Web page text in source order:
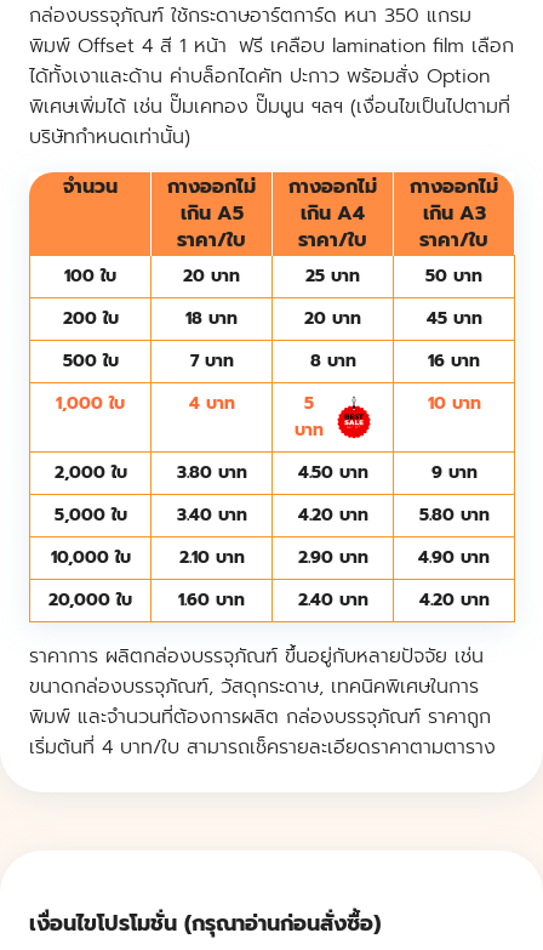
กล่องบรรจุภัณฑ์ ใช้กระดาษอาร์ตการ์ด หนา 350 แกรม
พิมพ์ Offset 4 สี 1 หน้า ฟรี เคลือบ lamination film เลือก
ได้ทั้งเงาและด้าน ค่าบล็อกไดคัท ปะกาว พร้อมสั่ง Option
พิเศษเพิ่มได้ เช่น ปั๊มเคทอง ปั๊มนูน ฯลฯ (เงื่อนไขเป็นไปตามที่
บริษัทกำหนดเท่านั้น)
จำนวน
กางออกไม่
เกิน A5
ราคา/ใบ
กางออกไม่
เกิน A4
ราคา/ใบ
กางออกไม่
เกิน A3
ราคา/ใบ
100 ใบ 20 บาท 25 บาท
50 บาท
200 ใบ
18 บาท 20 บาท
45 บาท
500 ใบ
7 บาท 8 บาท
16 บาท
1,000 ใบ
4 บาท
5
บาท
10 บาท
2,000 ใบ 3.80 บาท 4.50 บาท
9 บาท
5,000 ใบ
3.40 บาท 4.20 บาท
5.80 บาท
10,000 ใบ
2.10 บาท 2.90 บาท
4.90 บาท
20,000 ใบ
1.60 บาท 2.40 บาท 4.20 บาท
ราคาการ ผลิตกล่องบรรจุภัณฑ์ ขึ้นอยู่กับหลายปัจจัย เช่น
ขนาดกล่องบรรจุภัณฑ์, วัสดุกระดาษ, เทคนิคพิเศษในการ
พิมพ์ และจำนวนที่ต้องการผลิต กล่องบรรจุภัณฑ์ ราคาถูก
เริ่มต้นที่ 4 บาท/ใบ สามารถเช็ครายละเอียดราคาตามตาราง
เงื่อนไขโปรโมชั่น (กรุณาอ่านก่อนสั่งซื้อ)